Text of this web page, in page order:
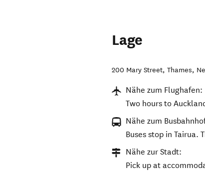
Lage
200 Mary Street,Thames,
Nähe zum Flughafen:
Two hours to
Nähe zum
Buses stop in Tairua.
Nähe zur Stadt:
Pick up at